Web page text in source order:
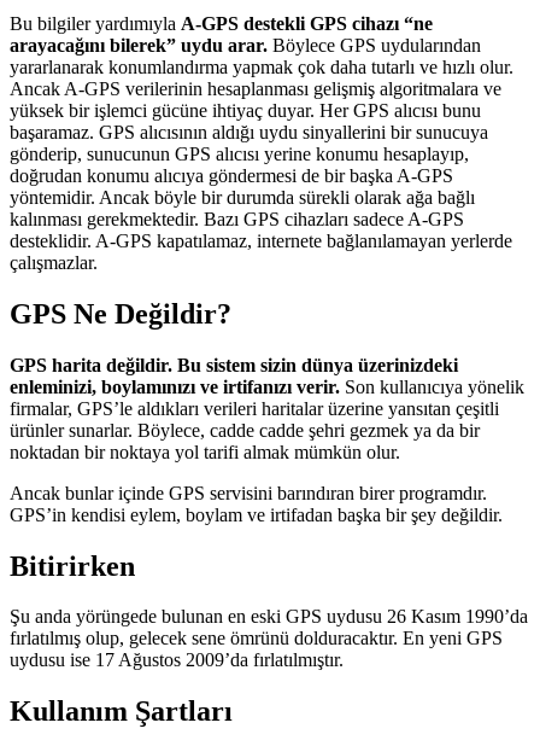
Bu bilgiler yardımıyla A-GPS destekli GPS cihazı “ne
arayacağını bilerek” uydu arar. Böylece GPS uydularından
yararlanarak konumlandırma yapmak çok daha tutarlı ve hızlı olur.
Ancak A-GPS verilerinin hesaplanması gelişmiş algoritmalara ve
yüksek bir işlemci gücüne ihtiyaç duyar. Her GPS alıcısı bunu
başaramaz. GPS alıcısının aldığı uydu sinyallerini bir sunucuya
gönderip, sunucunun GPS alıcısı yerine konumu hesaplayıp,
doğrudan konumu alıcıya göndermesi de bir başka A-GPS
yöntemidir. Ancak böyle bir durumda sürekli olarak ağa bağlı
kalınması gerekmektedir. Bazı GPS cihazları sadece A-GPS
desteklidir. A-GPS kapatılamaz, internete bağlanılamayan yerlerde
çalışmazlar.
GPS Ne Değildir?
GPS harita değildir. Bu sistem sizin dünya üzerinizdeki
enleminizi, boylamınızı ve irtifanızı verir. Son kullanıcıya yönelik
firmalar, GPS’le aldıkları verileri haritalar üzerine yansıtan çeşitli
ürünler sunarlar. Böylece, cadde cadde şehri gezmek ya da bir
noktadan bir noktaya yol tarifi almak mümkün olur.
Ancak bunlar içinde GPS servisini barındıran birer programdır.
GPS’in kendisi eylem, boylam ve irtifadan başka bir şey değildir.
Bitirirken
Şu anda yörüngede bulunan en eski GPS uydusu 26 Kasım 1990’da
fırlatılmış olup, gelecek sene ömrünü dolduracaktır. En yeni GPS
uydusu ise 17 Ağustos 2009’da fırlatılmıştır.
Kullanım Şartları